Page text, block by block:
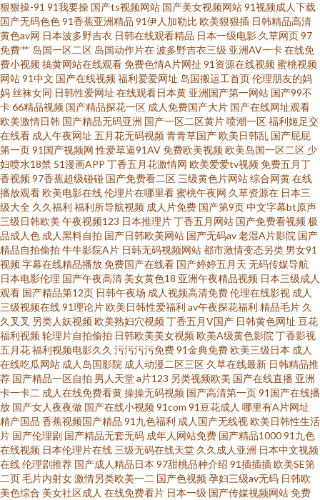
址二 日韩精品久久入口 俺去也狼人干 女同互插 色悠悠手机综合网 欧美一区
二区免费人妻 91tv在线 人妖系列伪娘视频网站 92福利在线 欧美日韩黄色一
区二 91美女免费黑料 日韩无码高清一区 东京热伊人加勒比伊人 色网在线看
92伪娘黑料网 男女在床上神秘网站 玖玖爱伊人西瓜 91AV入口 婷婷色女网 国
产电影免费观看 自拍成人在线一区 91海角视频网站 国内AV在线 亚洲黄色电
影网站 丁香人妻五月 午夜成人手机视频 av高潮喷水一区二 成人播放在线 香
蕉视频一区二区三区 国产不卡的视频 四虎一二一 91综合国产 蜜臀嫩屄 91秦
先生在这播放 九九热视频欧美精品 91在线呦 日韩欧美1234 97伊人射欧色色
日本加勒比A网 91国视频在线蜜桃 丝袜足交网站在线观看 ts伪娘在线观看免
费 人人干国产 成人小网站 影音先锋最新A片网 老牛福利资源网 91精品在线
观看免费视频 www91看片 中文八区2页 国产91aV福利电影 无码砖区 精品久
久一 91论坛在线观看 狼人干亚洲色图 久操久热 91爱爱情色视频 国产区第二
页 一区一二一区一二一 国产成人免费福利 五月天性视频 av网站在线不卡了
欧亚A片 91视频色 久热服务AV 91官网视频在线播放 狠狠肏艹 影音先锋秋霞
狠狠操-91 91我要操 国产ts视频网站 国产美女视频网站91视频成人下载
国产无码色色91香蕉亚洲精品 91伊人加勒比欧美狠狠插 日韩精品高清
黄色av网 日本波多野吉衣 日韩在线观看精品 日本一级电影 久草网页97
免费艹 岛国一区二区 岛国动作片在波多野吉衣三级 亚洲AV一卡在线免
费小视频搞黄网站在线观看免费色情A片网扯 91资源在线视频蜜桃视频
网站91中文 国产在线视频福利爱爱网址 岛国搬运工首页伦理朋友的妈
妈丝袜女同 日韩性爱网址 在线观看日本黄 亚洲国产第一网站 国产99不
卡66精品视频 国产精品探花一区 成人免费国产大片 国产在线网址观看
欧美激情日韩 国产精品无码亚洲 国产一区二区黄片喷潮一区福利姬足交
在线看 成人午夜网址 五月花无码视频青青草国产欧美日韩乱 国产屁屁
第一页91国产视频网 性爱草逼91AV免费欧美视频欧美岛国一区二区 少
妇喷水18禁 51漫画APP 丁香五月花激情网 欧美爱爱tv视频免费五月丁
香视频97香蕉超级碰碰 国产免费看二区 三级黄色片网站综合网黄在线
播放观看欧美电影在线伦理片在哪里看蜜桃午夜网 久草资源在 日本三
级大全 久久福利 福利所导航视频 成人片免费 国产第9页中文字幕bt原声
三级日韩欧美 午夜视频123 日本推理片丁香五月网站 国产免费看视频极
品成人色 成人黑料自拍 国产日韩欧美网站 国产无码av老湿A片影院 国产
精品自拍偷拍 牛牛影院A片 日韩无码视频网站都市激情变态另类 男女91
视频字幕在线精品播放免费国产在线看 国产婷婷五月天 无码传媒导航
日本电影伦理 国产午夜高清 美女黄色18 亚洲午夜精品视频 日本三级成人
观看 国产精品第12页 日韩午夜场 成人视频高清免费伦理在线影视 成人
三级视频在线91理论片欧美日韩性爱福利 av午夜探花福利 精品毛片 久
久叉叉 另类人妖视频欧美熟妇穴视频丁香五月V国产 日韩黄色网址 豆花
福利视频轮理片自拍偷拍 日韩欧美美女视频欧美A级黄色影院 丁香影视
五月花福利视频电影久久 污污污污免费91金典免费欧美三级日本 成人
在线吃瓜网站 成人岛国影院 成人动漫二区三区 久草在线最新 日韩精品推
荐 国产精品一区自拍 男人天堂a片123 另类视频欧美 国产在线直播 亚洲
卡一卡二 成人在线免费看黄操操无码视频 国产高清第一页91国产在线播
放 国产女人夜夜做 国产在线小视频91com 91豆花成人 哪里有A片网址
精产国品 香蕉视频国产精品 91九色福利 成人国产无线视欧美日韩性生活
片 国产伦理剧 国产精品无套无码 成年人网站免费 国产精品100091九色
在线视频 日本伦理片在线 三级无码在线天堂 久久成人亚洲 日本中文视频
在线伦理剧推荐 国产成人精品日本 97甜桃品种介绍 91插插插欧美SE第
二页毛片内射女激情另类欧美一二 国产色视频孕妇三级av无码 日韩欧
美色综合 美女社区成人 在线免费看片 日本一级 国产传媒视频网站免费